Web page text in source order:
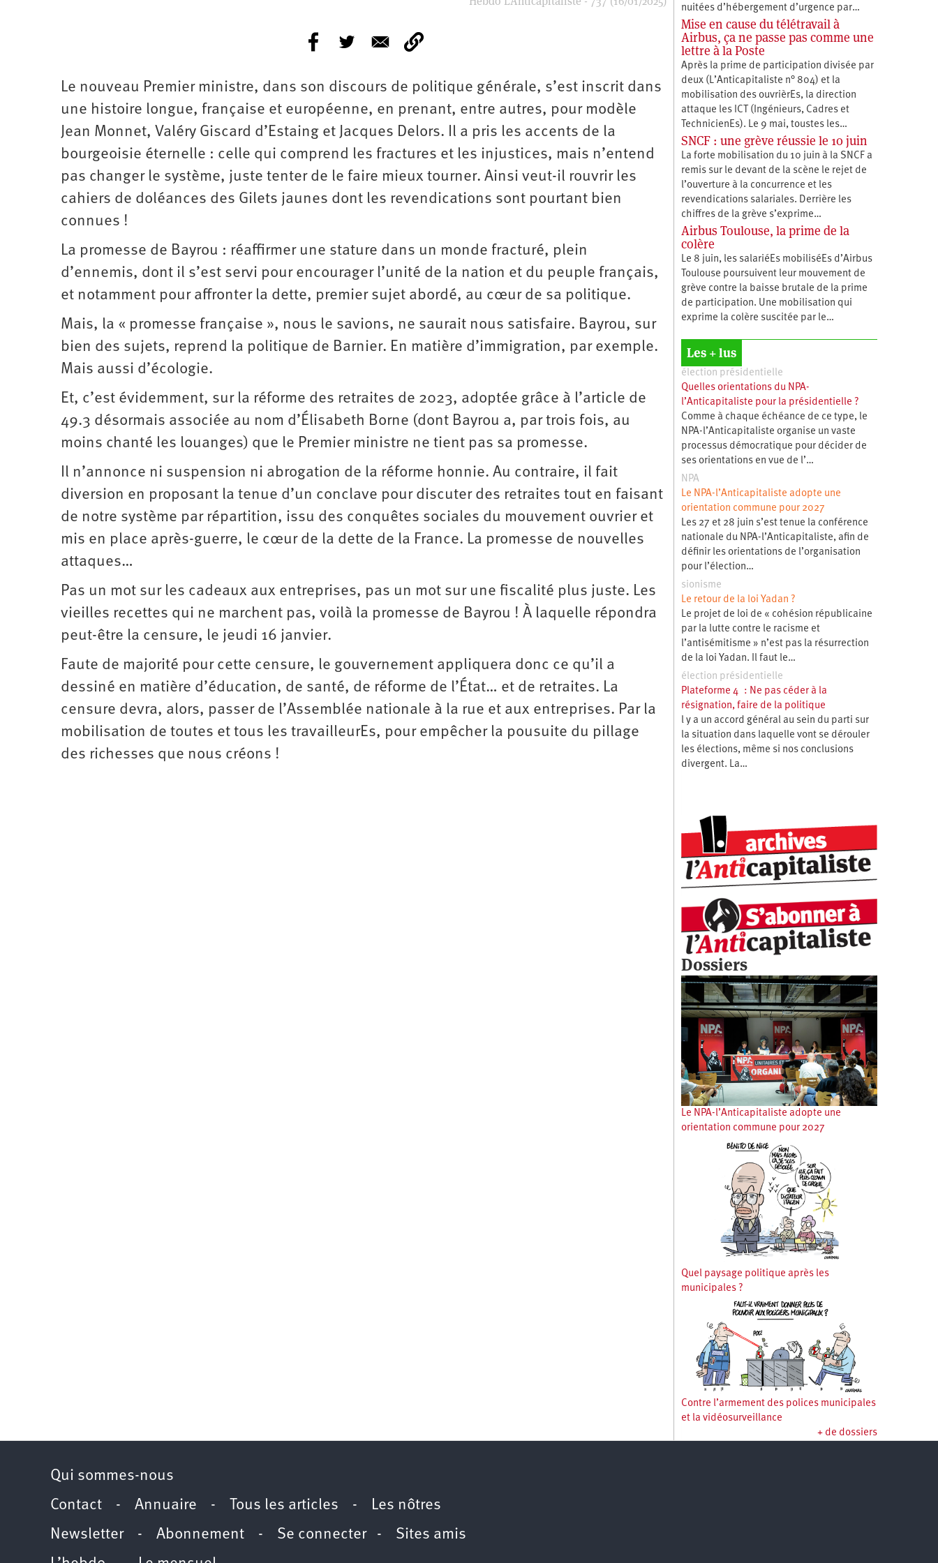
Le nouveau Premier ministre, dans son discours de politique générale, s’est inscrit dans
une histoire longue, française et européenne, en prenant, entre autres, pour modèle
Jean Monnet, Valéry Giscard d’Estaing et Jacques Delors. Il a pris les accents de la
bourgeoisie éternelle : celle qui comprend les fractures et les injustices, mais n’entend
pas changer le système, juste tenter de le faire mieux tourner. Ainsi veut-il rouvrir les
cahiers de doléances des Gilets jaunes dont les revendications sont pourtant bien
connues !
La promesse de Bayrou : réaffirmer une stature dans un monde fracturé, plein
d’ennemis, dont il s’est servi pour encourager l’unité de la nation et du peuple français,
et notamment pour affronter la dette, premier sujet abordé, au cœur de sa politique.
Mais, la « promesse française », nous le savions, ne saurait nous satisfaire. Bayrou, sur
bien des sujets, reprend la politique de Barnier. En matière d’immigration, par exemple.
Mais aussi d’écologie.
Et, c’est évidemment, sur la réforme des retraites de 2023, adoptée grâce à l’article de
49.3 désormais associée au nom d’Élisabeth Borne (dont Bayrou a, par trois fois, au
moins chanté les louanges) que le Premier ministre ne tient pas sa promesse.
Il n’annonce ni suspension ni abrogation de la réforme honnie. Au contraire, il fait
diversion en proposant la tenue d’un conclave pour discuter des retraites tout en faisant
de notre système par répartition, issu des conquêtes sociales du mouvement ouvrier et
mis en place après-guerre, le cœur de la dette de la France. La promesse de nouvelles
attaques…
Pas un mot sur les cadeaux aux entreprises, pas un mot sur une fiscalité plus juste. Les
vieilles recettes qui ne marchent pas, voilà la promesse de Bayrou ! À laquelle répondra
peut-être la censure, le jeudi 16 janvier.
Faute de majorité pour cette censure, le gouvernement appliquera donc ce qu’il a
dessiné en matière d’éducation, de santé, de réforme de l’État… et de retraites. La
censure devra, alors, passer de l’Assemblée nationale à la rue et aux entreprises. Par la
mobilisation de toutes et tous les travailleurEs, pour empêcher la pousuite du pillage
des richesses que nous créons !
nuitées d’hébergement d’urgence par…
Mise en cause du télétravail à
Airbus, ça ne passe pas comme une
lettre à la Poste
Après la prime de participation divisée par
deux (L’Anticapitaliste n° 804) et la
mobilisation des ouvrièrEs, la direction
attaque les ICT (Ingénieurs, Cadres et
TechnicienEs). Le 9 mai, toustes les…
SNCF : une grève réussie le 10 juin
La forte mobilisation du 10 juin à la SNCF a
remis sur le devant de la scène le rejet de
l’ouverture à la concurrence et les
revendications salariales. Derrière les
chiffres de la grève s’exprime…
Airbus Toulouse, la prime de la
colère
Le 8 juin, les salariéEs mobiliséEs d’Airbus
Toulouse poursuivent leur mouvement de
grève contre la baisse brutale de la prime
de participation. Une mobilisation qui
exprime la colère suscitée par le…
Les + lus
élection présidentielle
Quelles orientations du NPA-
l’Anticapitaliste pour la présidentielle ?
Comme à chaque échéance de ce type, le
NPA-l’Anticapitaliste organise un vaste
processus démocratique pour décider de
ses orientations en vue de l’…
NPA
Le NPA-l’Anticapitaliste adopte une
orientation commune pour 2027
Les 27 et 28 juin s’est tenue la conférence
nationale du NPA-l’Anticapitaliste, afin de
définir les orientations de l’organisation
pour l’élection…
sionisme
Le retour de la loi Yadan ?
Le projet de loi de « cohésion républicaine
par la lutte contre le racisme et
l’antisémitisme » n’est pas la résurrection
de la loi Yadan. Il faut le…
élection présidentielle
Plateforme 4 : Ne pas céder à la
résignation, faire de la politique
l y a un accord général au sein du parti sur
la situation dans laquelle vont se dérouler
les élections, même si nos conclusions
divergent. La…
Dossiers
Le NPA-l’Anticapitaliste adopte une
orientation commune pour 2027
Quel paysage politique après les
municipales ?
Contre l’armement des polices municipales
et la vidéosurveillance
+ de dossiers
Qui sommes-nous
Contact - Annuaire - Tous les articles - Les nôtres
Newsletter- Abonnement - Se connecter- Sites amis